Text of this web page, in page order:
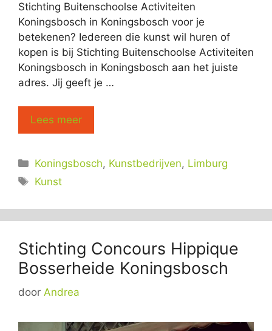
Stichting Buitenschoolse Activiteiten
Koningsbosch in Koningsbosch voor je
betekenen? Iedereen die kunst wil huren of
kopen is bij Stichting Buitenschoolse Activiteiten
Koningsbosch in Koningsbosch aan het juiste
adres. Jij geeft je …
Lees meer
Categorieën
Koningsbosch, Kunstbedrijven, Limburg
Tags
Kunst
Stichting Concours Hippique
Bosserheide Koningsbosch
door Andrea